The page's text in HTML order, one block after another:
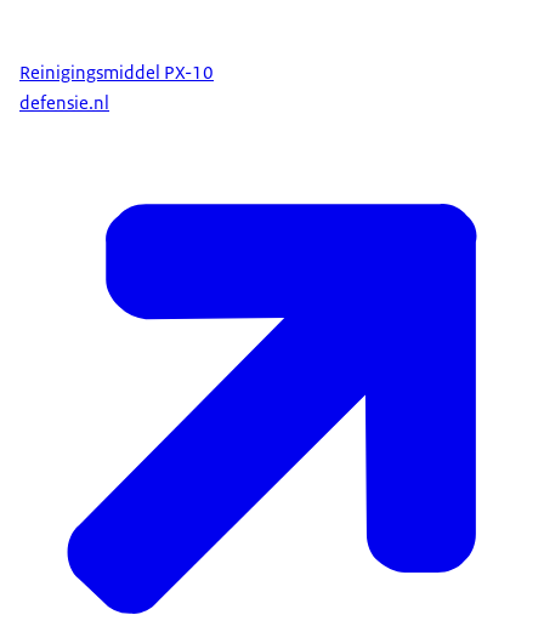
Reinigingsmiddel PX-10
defensie.nl